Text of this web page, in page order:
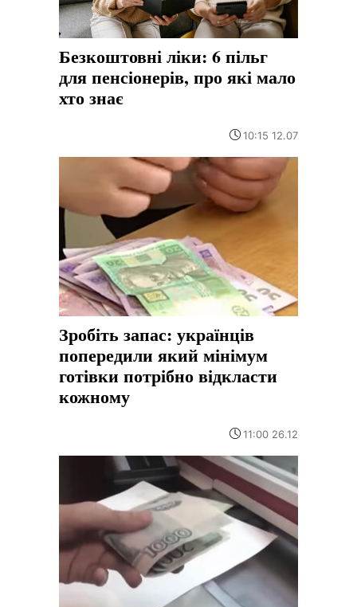
Безкоштовні ліки: 6 пільг
для пенсіонерів, про які мало
хто знає
10:15 12.07
Зробіть запас: українців
попередили який мінімум
готівки потрібно відкласти
кожному
11:00 26.12